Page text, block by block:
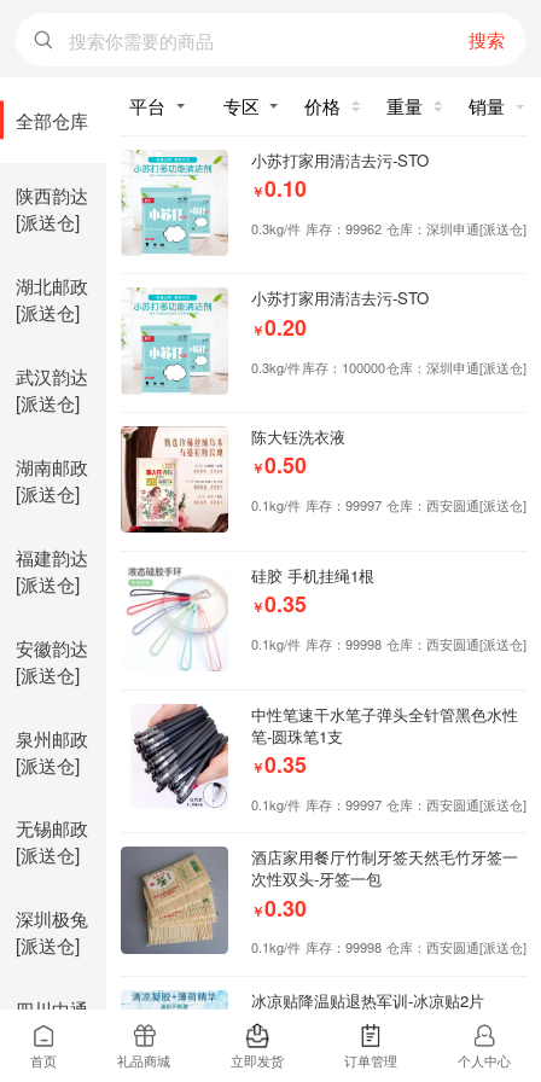
搜索
全部仓库
陕西韵达
[派送仓]
湖北邮政
[派送仓]
武汉韵达
[派送仓]
湖南邮政
[派送仓]
福建韵达
[派送仓]
安徽韵达
[派送仓]
泉州邮政
[派送仓]
无锡邮政
[派送仓]
深圳极兔
[派送仓]
四川中通
[派送仓]
价格 重量 销量
小苏打家用清洁去污-STO
￥0.10
0.3kg/件 库存：99962 仓库：深圳申通[派送仓]
小苏打家用清洁去污-STO
￥0.20
0.3kg/件库存：100000仓库：深圳申通[派送仓]
陈大钰洗衣液
￥0.50
0.1kg/件 库存：99997 仓库：西安圆通[派送仓]
硅胶 手机挂绳1根
￥0.35
0.1kg/件 库存：99998 仓库：西安圆通[派送仓]
中性笔速干水笔子弹头全针管黑色水性
笔-圆珠笔1支
￥0.35
0.1kg/件 库存：99997 仓库：西安圆通[派送仓]
酒店家用餐厅竹制牙签天然毛竹牙签一
次性双头-牙签一包
￥0.30
0.1kg/件 库存：99998 仓库：西安圆通[派送仓]
冰凉贴降温贴退热军训-冰凉贴2片
￥0.25
0.1kg/件 库存：99998 仓库：西安圆通[派送仓]
首页 礼品商城 立即发货 订单管理 个人中心